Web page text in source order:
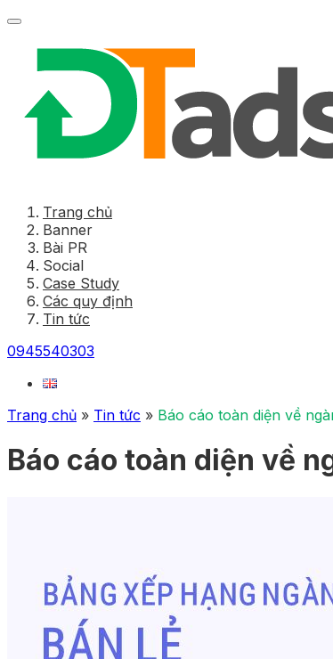
Trang chủ
Banner
Bài PR
Social
Case Study
Các quy định
Tin tức
0945540303
Trang chủ » Tin tức » Báo cáo toàn diện về
Báo cáo toàn diện về